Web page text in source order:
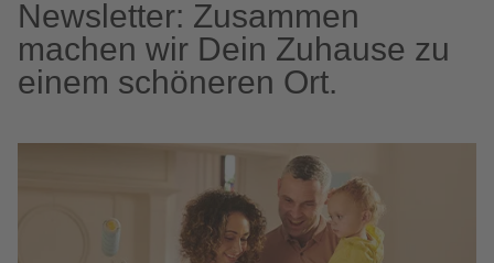
Newsletter: Zusammen
machen wir Dein Zuhause zu
einem schöneren Ort.